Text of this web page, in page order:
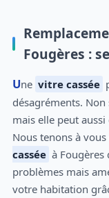
Fougères :
Une vitre cassée
désagréments.
mais elle peut
Nous tenons à
cassée à Fougères
problèmes mais
votre habitation